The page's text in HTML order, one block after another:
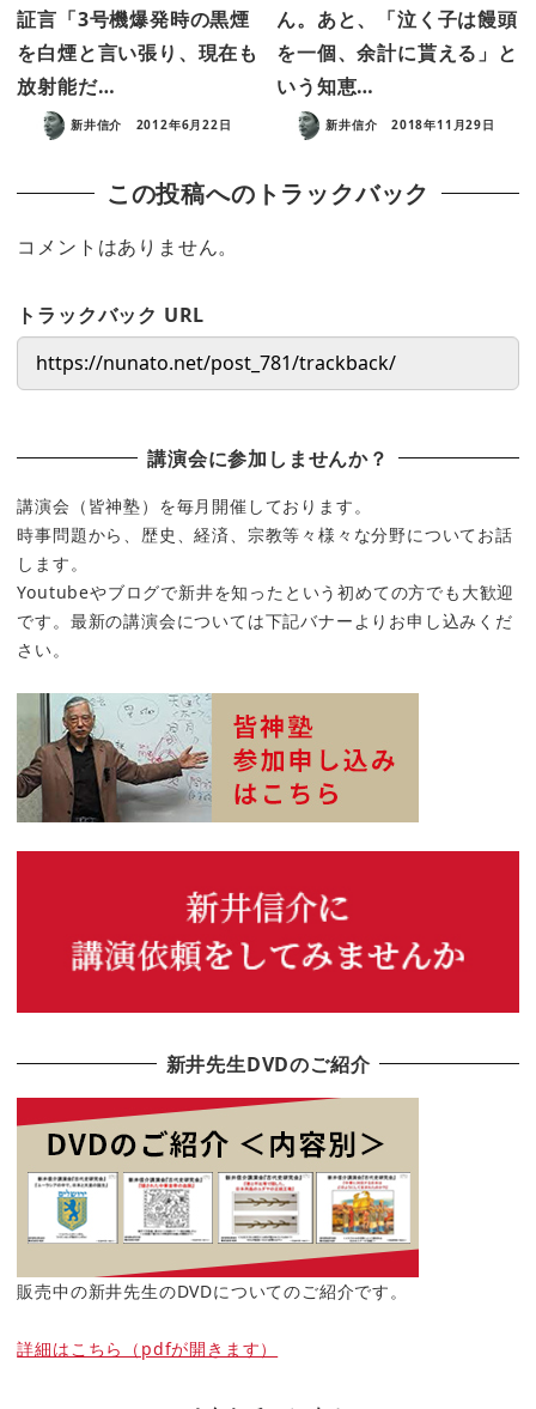
証言「3号機爆発時の黒煙
を白煙と言い張り、現在も
放射能だ…
新井信介 2012年6月22日
ん。あと、「泣く子は饅頭
を一個、余計に貰える」と
いう知恵…
新井信介 2018年11月29日
この投稿へのトラックバック
コメントはありません。
トラックバック URL
講演会に参加しませんか？
講演会（皆神塾）を毎月開催しております。
時事問題から、歴史、経済、宗教等々様々な分野についてお話
します。
Youtubeやブログで新井を知ったという初めての方でも大歓迎
です。最新の講演会については下記バナーよりお申し込みくだ
さい。
新井先生DVDのご紹介
販売中の新井先生のDVDについてのご紹介です。
詳細はこちら（pdfが開きます）